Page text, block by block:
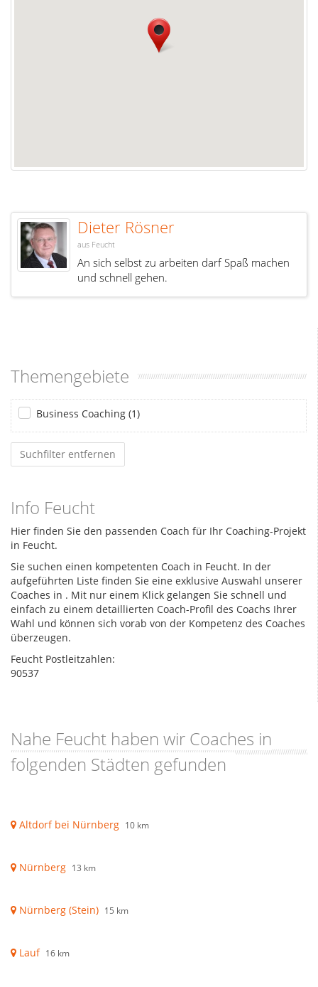
Dieter Rösner
aus Feucht
An sich selbst zu arbeiten darf Spaß machen
und schnell gehen.
Themengebiete
Business Coaching (1)
Suchfilter entfernen
Info Feucht
Hier finden Sie den passenden Coach für Ihr Coaching-Projekt
in Feucht.
Sie suchen einen kompetenten Coach in Feucht. In der
aufgeführten Liste finden Sie eine exklusive Auswahl unserer
Coaches in . Mit nur einem Klick gelangen Sie schnell und
einfach zu einem detaillierten Coach-Profil des Coachs Ihrer
Wahl und können sich vorab von der Kompetenz des Coaches
überzeugen.
Feucht Postleitzahlen:
90537
Nahe Feucht haben wir Coaches in
folgenden Städten gefunden
Altdorf bei Nürnberg 10 km
Nürnberg 13 km
Nürnberg (Stein) 15 km
Lauf 16 km